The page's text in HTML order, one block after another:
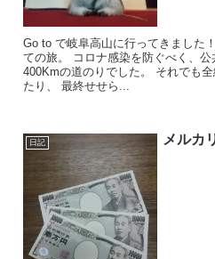
Go to で岐阜高山に行ってきました
ての旅。 コロナ感染を防ぐべく、
400Kmの道のりでした。 それでも
たり、 最終せせら...
日記 メルカ